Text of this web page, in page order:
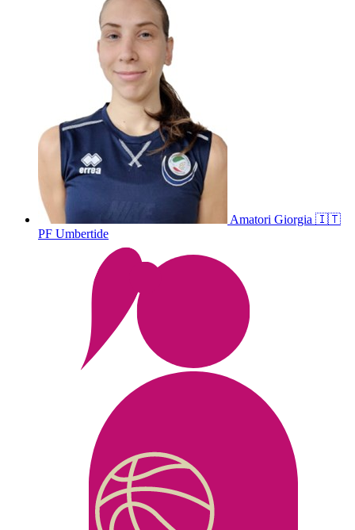
Amatori Giorgia 🇮🇹
PF Umbertide